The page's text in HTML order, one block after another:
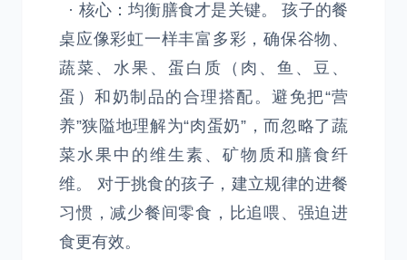
· 核心：均衡膳食才是关键。 孩子的餐
桌应像彩虹一样丰富多彩，确保谷物、
蔬菜、水果、蛋白质（肉、鱼、豆、
蛋）和奶制品的合理搭配。避免把“营
养”狭隘地理解为“肉蛋奶”，而忽略了蔬
菜水果中的维生素、矿物质和膳食纤
维。 对于挑食的孩子，建立规律的进餐
习惯，减少餐间零食，比追喂、强迫进
食更有效。